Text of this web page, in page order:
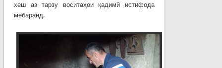
хеш аз тарзу воситаҳои қадимӣ истифода
мебаранд.